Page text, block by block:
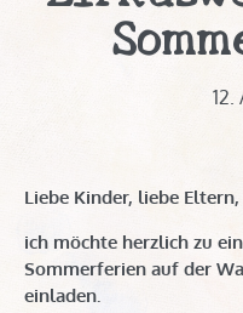
12.
Liebe Kinder, liebe
ich möchte herzlich zu
Sommerferien auf der
einladen.